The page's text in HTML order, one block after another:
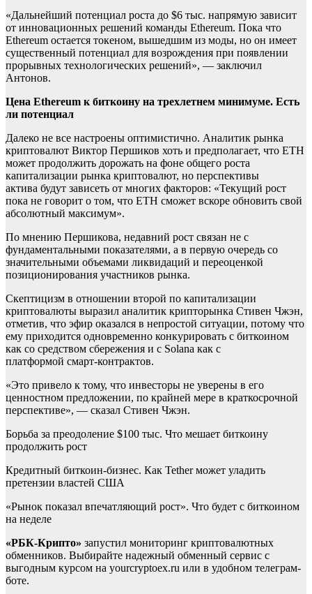
«Дальнейший потенциал роста до $6 тыс. напрямую зависит
от инновационных решений команды Ethereum. Пока что
Ethereum остается токеном, вышедшим из моды, но он имеет
существенный потенциал для возрождения при появлении
прорывных технологических решений», — заключил
Антонов.
Цена Ethereum к биткоину на трехлетнем минимуме. Есть
ли потенциал
Далеко не все настроены оптимистично. Аналитик рынка
криптовалют Виктор Першиков хоть и предполагает, что ETH
может продолжить дорожать на фоне общего роста
капитализации рынка криптовалют, но перспективы
актива будут зависеть от многих факторов: «Текущий рост
пока не говорит о том, что ETH сможет вскоре обновить свой
абсолютный максимум».
По мнению Першикова, недавний рост связан не с
фундаментальными показателями, а в первую очередь со
значительными объемами ликвидаций и переоценкой
позиционирования участников рынка.
Скептицизм в отношении второй по капитализации
криптовалюты выразил аналитик крипторынка Стивен Чжэн,
отметив, что эфир оказался в непростой ситуации, потому что
ему приходится одновременно конкурировать с биткоином
как со средством сбережения и с Solana как с
платформой смарт-контрактов.
«Это привело к тому, что инвесторы не уверены в его
ценностном предложении, по крайней мере в краткосрочной
перспективе», — сказал Стивен Чжэн.
Борьба за преодоление $100 тыс. Что мешает биткоину
продолжить рост
Кредитный биткоин-бизнес. Как Tether может уладить
претензии властей США
«Рынок показал впечатляющий рост». Что будет с биткоином
на неделе
«РБК-Крипто» запустил мониторинг криптовалютных
обменников. Выбирайте надежный обменный сервис с
выгодным курсом на yourcryptoex.ru или в удобном телеграм-
боте.